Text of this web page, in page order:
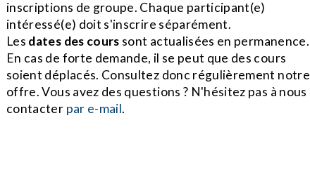
inscriptions de groupe. Chaque participant(e)
intéressé(e) doit s'inscrire séparément.
Les dates des cours sont actualisées en permanence.
En cas de forte demande, il se peut que des cours
soient déplacés. Consultez donc régulièrement notre
offre. Vous avez des questions ? N'hésitez pas à nous
contacter par e-mail.